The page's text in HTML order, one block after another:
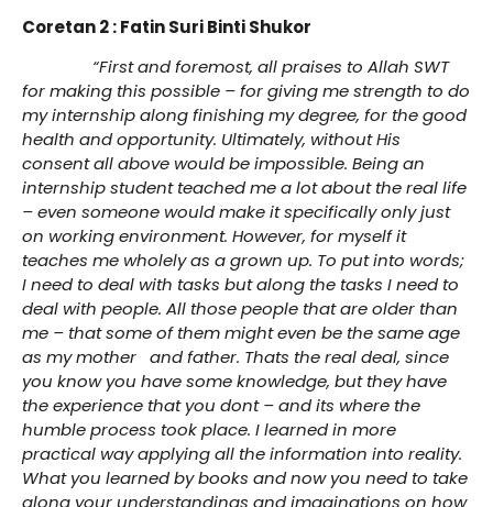
Coretan 2 : Fatin Suri Binti Shukor
“First and foremost, all praises to Allah SWT
for making this possible – for giving me strength to do
my internship along finishing my degree, for the good
health and opportunity. Ultimately, without His
consent all above would be impossible. Being an
internship student teached me a lot about the real life
– even someone would make it specifically only just
on working environment. However, for myself it
teaches me wholely as a grown up. To put into words;
I need to deal with tasks but along the tasks I need to
deal with people. All those people that are older than
me – that some of them might even be the same age
as my mother and father. Thats the real deal, since
you know you have some knowledge, but they have
the experience that you dont – and its where the
humble process took place. I learned in more
practical way applying all the information into reality.
What you learned by books and now you need to take
along your understandings and imaginations on how